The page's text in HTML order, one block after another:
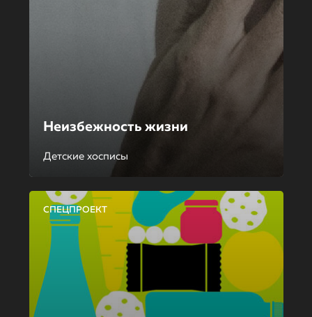
Неизбежность жизни
Детские хосписы
СПЕЦПРОЕКТ